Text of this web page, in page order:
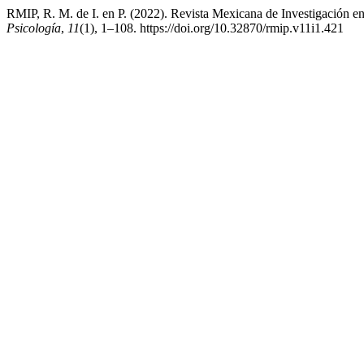
RMIP, R. M. de I. en P. (2022). Revista Mexicana de Investigación
Psicología, 11(1), 1–108. https://doi.org/10.32870/rmip.v11i1.421